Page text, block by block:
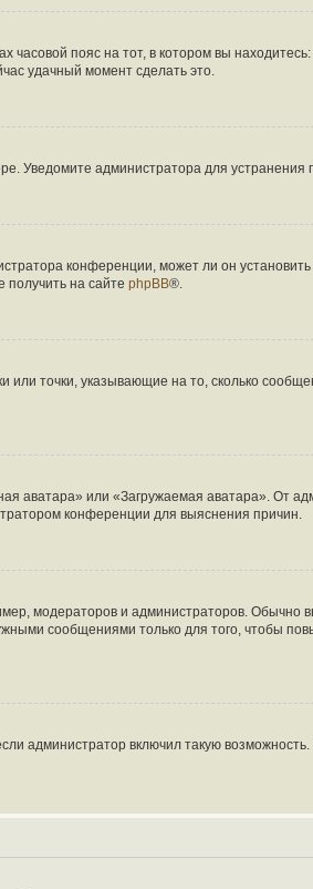
часовой пояс на тот, в котором вы
удачный момент сделать это.
Уведомите администратора для устранения
конференции, может ли он
получить на сайте phpBB®.
или точки, указывающие на то, сколько
аватара» или «Загружаемая аватара». От
конференции для выяснения причин.
модераторов и администраторов. Обычно
сообщениями только для того, чтобы
администратор включил такую